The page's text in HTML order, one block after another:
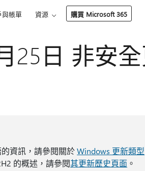
與帳單 資源 購買 Microsoft 365
25日 非安
資訊，請參閱關於Windows 更新類型
的概述，請參閱其更新歷史頁面 。